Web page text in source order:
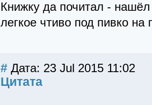
Книжку да почитал -
легкое чтиво под пивко на
# Дата: 23 Jul 2015 11:02
Цитата